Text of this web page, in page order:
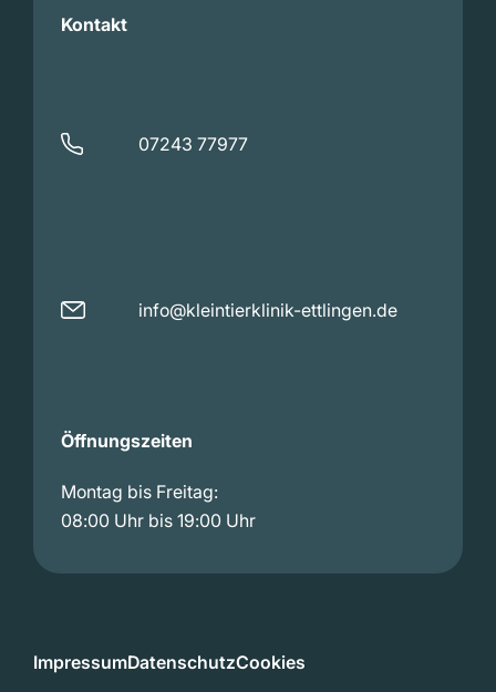
Kontakt
07243 77977
info@kleintierklinik-ettlingen.de
Öffnungszeiten
Montag bis Freitag:
08:00 Uhr bis 19:00 Uhr
ImpressumDatenschutzCookies